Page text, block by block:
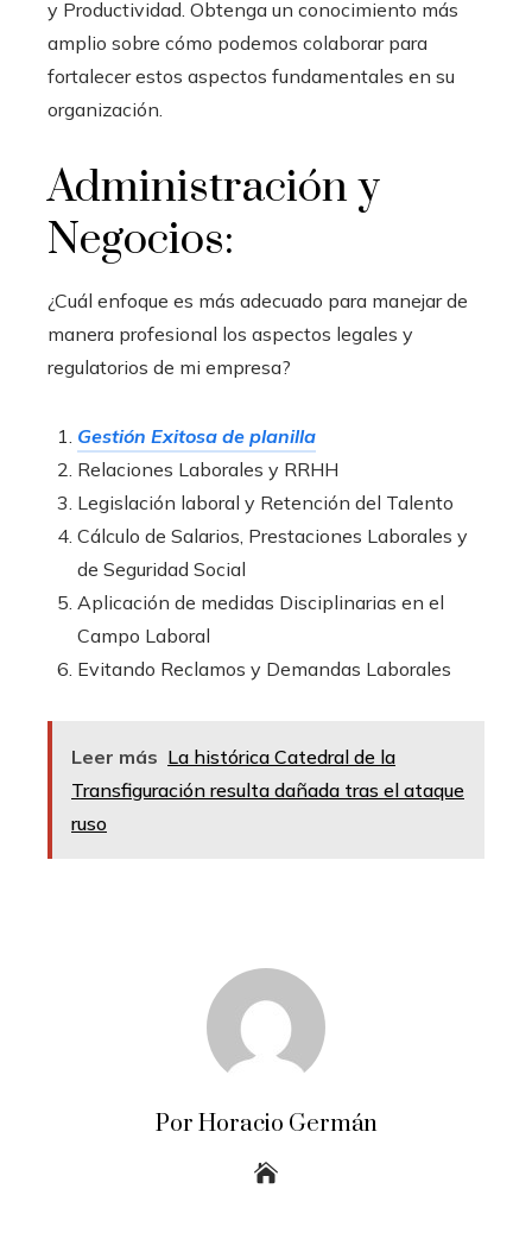
y Productividad. Obtenga un conocimiento más
amplio sobre cómo podemos colaborar para
fortalecer estos aspectos fundamentales en su
organización.
Administración y
Negocios:
¿Cuál enfoque es más adecuado para manejar de
manera profesional los aspectos legales y
regulatorios de mi empresa?
Gestión Exitosa de planilla
Relaciones Laborales y RRHH
Legislación laboral y Retención del Talento
Cálculo de Salarios, Prestaciones Laborales y
de Seguridad Social
Aplicación de medidas Disciplinarias en el
Campo Laboral
Evitando Reclamos y Demandas Laborales
Leer más La histórica Catedral de la
Transfiguración resulta dañada tras el ataque
ruso
Por Horacio Germán